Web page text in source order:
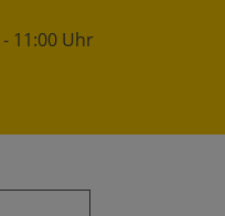
11:00 Uhr